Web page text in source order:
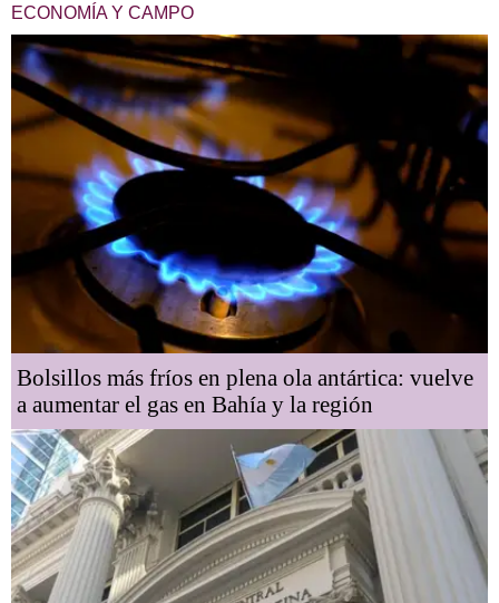
ECONOMÍA Y CAMPO
Bolsillos más fríos en plena ola antártica: vuelve
a aumentar el gas en Bahía y la región